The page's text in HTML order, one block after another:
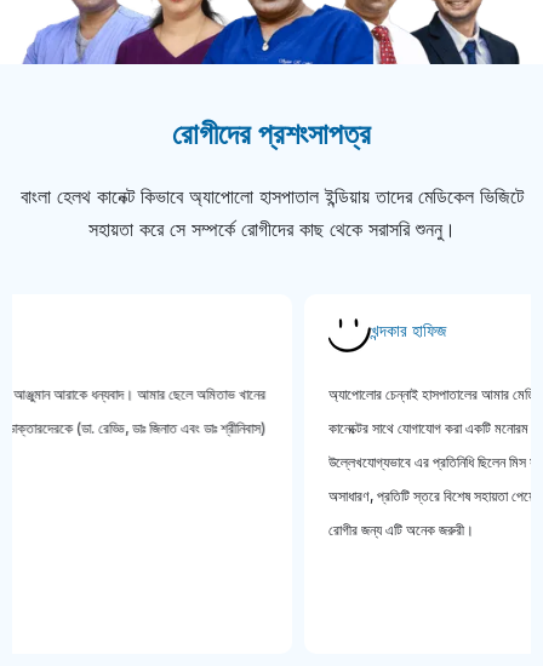
রোগীদের প্রশংসাপত্র
বাংলা হেলথ কানেক্ট কিভাবে অ্যাপোলো হাসপাতাল ইন্ডিয়ায় তাদের মেডিকেল ভিজিটে
সহায়তা করে সে সম্পর্কে রোগীদের কাছ থেকে সরাসরি শুননু।
আরাকে ধন্যবাদ। আমার ছেলে অমিতাভ খানের
(ডা. রেড্ডি, ডাঃ জিনাত এবং ডাঃ শ্রীনিবাস)
খন্দকার হাফিজ
অ্যাপোলোর চেন্নাই হাসপাতালের আমার মেডিকেল
কানেক্টের সাথে যোগাযোগ করা একটি মনোরম অভিজ্ঞতা
উল্লেখযোগ্যভাবে এর প্রতিনিধি ছিলেন মিস সানজীদা
অসাধারণ, প্রতিটি স্তরে বিশেষ সহায়তা পেয়েছি।
রোগীর জন্য এটি অনেক জরুরী।